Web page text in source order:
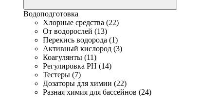
Водоподготовка
Хлорные средства (22)
От водорослей (13)
Перекись водорода (1)
Активный кислород (3)
Коагулянты (11)
Регулировка PH (14)
Тестеры (7)
Дозаторы для химии (22)
Разная химия для бассейнов (24)